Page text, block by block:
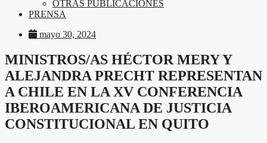
OTRAS PUBLICACIONES
PRENSA
mayo 30, 2024
MINISTROS/AS HÉCTOR MERY Y
ALEJANDRA PRECHT REPRESENTAN
A CHILE EN LA XV CONFERENCIA
IBEROAMERICANA DE JUSTICIA
CONSTITUCIONAL EN QUITO